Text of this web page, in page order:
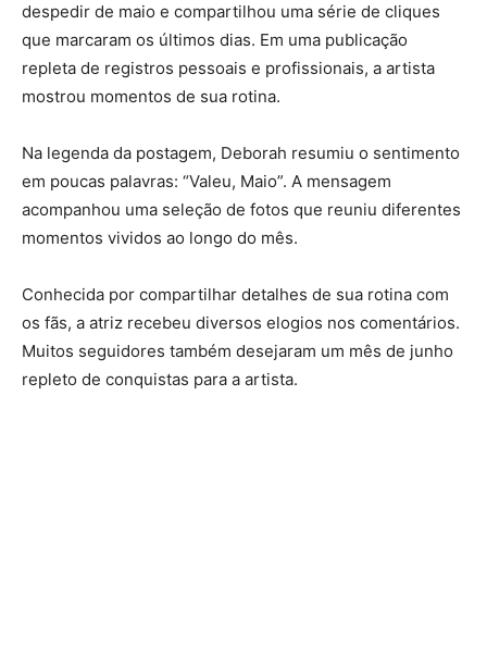
despedir de maio e compartilhou uma série de cliques
que marcaram os últimos dias. Em uma publicação
repleta de registros pessoais e profissionais, a artista
mostrou momentos de sua rotina.
Na legenda da postagem, Deborah resumiu o sentimento
em poucas palavras: “Valeu, Maio”. A mensagem
acompanhou uma seleção de fotos que reuniu diferentes
momentos vividos ao longo do mês.
Conhecida por compartilhar detalhes de sua rotina com
os fãs, a atriz recebeu diversos elogios nos comentários.
Muitos seguidores também desejaram um mês de junho
repleto de conquistas para a artista.